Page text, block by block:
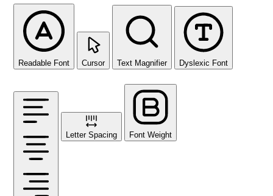
Readable Font Cursor Text Magnifier Dyslexic Font
Letter Spacing Font Weight